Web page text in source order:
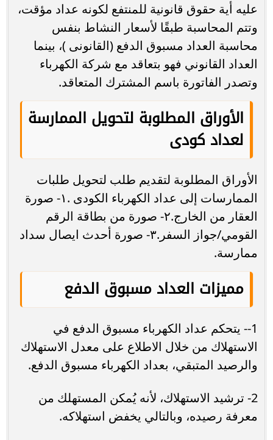
عليه أية حقوق قانونية للمنتفع لكونه عداد مؤقت،
وتتم المحاسبة طبقًا لأسعار النشاط بنفس
محاسبة العداد مسبوق الدفع (القانونى )، بينما
العداد القانوني فهو بتعاقد مع شركة الكهرباء
وتصدر الفاتورة باسم المشترك المتعاقد.
الأوراق المطلوبة لتحويل الممارسة
لعداد كودى
الأوراق المطلوبة لتقديم طلب لتحويل طلبات
الممارسات إلى عداد الكهرباء الكودى .١- صورة
العقار من الخارج.٢- صورة من بطاقة الرقم
القومي/جواز السفر.٣- صورة أحدث ايصال سداد
ممارسة.
مميزات العداد مسبوق الدفع
1-- يتحكم عداد الكهرباء مسبوق الدفع في
الاستهلاك من خلال الاطلاع على معدل الاستهلاك
والرصيد المتبقي، بعداد الكهرباء مسبوق الدفع.
2- ترشيد الاستهلاك، لأنه يُمكن المستهلك من
معرفة رصيده، وبالتالي يخفض استهلاكه.